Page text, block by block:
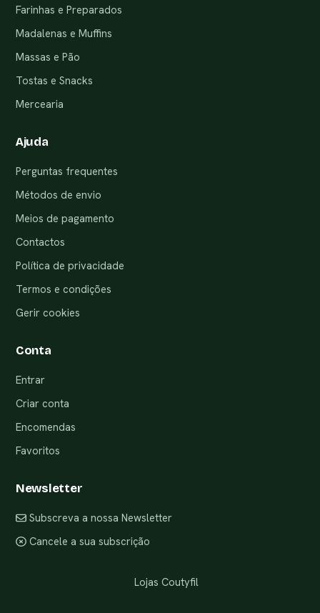
Farinhas e Preparados
Madalenas e Muffins
Massas e Pão
Tostas e Snacks
Mercearia
Ajuda
Perguntas frequentes
Métodos de envio
Meios de pagamento
Contactos
Política de privacidade
Termos e condições
Gerir cookies
Conta
Entrar
Criar conta
Encomendas
Favoritos
Newsletter
Subscreva a nossa Newsletter
Cancele a sua subscrição
Lojas Coutyfil